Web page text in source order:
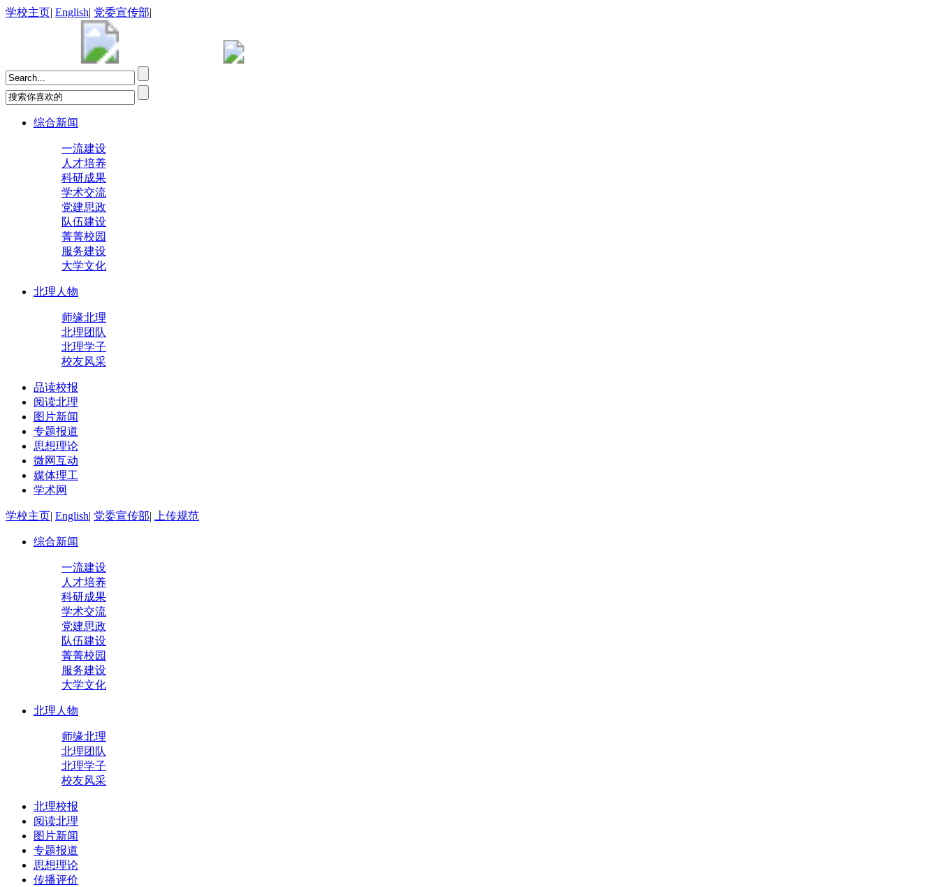
学校主页| English| 党委宣传部|
综合新闻
一流建设
人才培养
科研成果
学术交流
党建思政
队伍建设
菁菁校园
服务建设
大学文化
北理人物
师缘北理
北理团队
北理学子
校友风采
品读校报
阅读北理
图片新闻
专题报道
思想理论
微网互动
媒体理工
学术网
学校主页| English| 党委宣传部| 上传规范
综合新闻
一流建设
人才培养
科研成果
学术交流
党建思政
队伍建设
菁菁校园
服务建设
大学文化
北理人物
师缘北理
北理团队
北理学子
校友风采
北理校报
阅读北理
图片新闻
专题报道
思想理论
传播评价